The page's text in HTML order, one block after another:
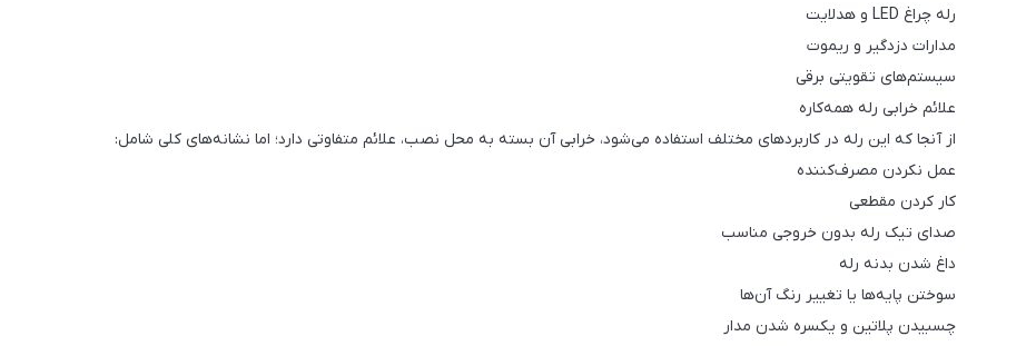
رله چراغ LED و هدلایت
مدارات دزدگیر و ریموت
سیستم‌های تقویتی برقی
علائم خرابی رله همه‌کاره
از آنجا که این رله در کاربردهای مختلف استفاده می‌شود، خرابی آن بسته به محل نصب، علائم متفاوتی دارد؛ اما نشانه‌های کلی شامل:
عمل نکردن مصرف‌کننده
کار کردن مقطعی
صدای تیک رله بدون خروجی مناسب
داغ شدن بدنه رله
سوختن پایه‌ها یا تغییر رنگ آن‌ها
چسبیدن پلاتین و یکسره شدن مدار